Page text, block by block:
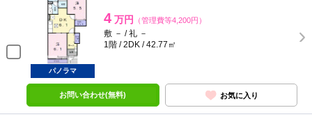
4 万円 （管理費等4,200円）
敷 － / 礼 －
1階 / 2DK / 42.77㎡
パノラマ
お問い合わせ(無料) お気に入り